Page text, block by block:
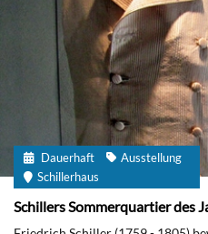
Dauerhaft
Ausstellung
Schillerhaus
Schillers Sommerquartier des